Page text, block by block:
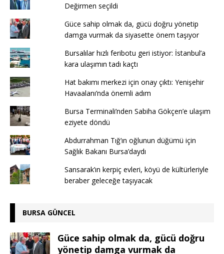
Değirmen seçildi
Güce sahip olmak da, gücü doğru yönetip
damga vurmak da siyasette önem taşıyor
Bursalılar hızlı feribotu geri istiyor: İstanbul’a
kara ulaşımın tadı kaçtı
Hat bakımı merkezi için onay çıktı: Yenişehir
Havaalanı’nda önemli adım
Bursa Terminali’nden Sabiha Gökçen’e ulaşım
eziyete döndü
Abdurrahman Tığ’ın oğlunun düğümü için
Sağlık Bakanı Bursa’daydı
Sansarak’ın kerpiç evleri, köyü de kültürleriyle
beraber geleceğe taşıyacak
BURSA GÜNCEL
Güce sahip olmak da, gücü doğru
yönetip damga vurmak da